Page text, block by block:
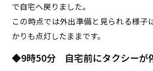
で自宅へ戻りました。
この時点では外出準備と見られる様子
かりも点灯したままです。
◆9時50分 自宅前にタクシーが